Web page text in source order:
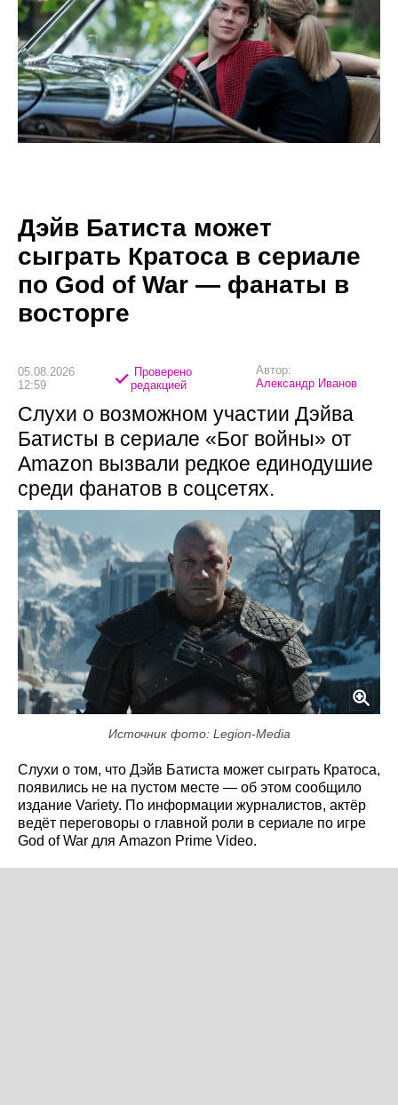
Дэйв Батиста может
сыграть Кратоса в сериале
по God of War — фанаты в
восторге
05.08.2026
12:59
Проверено
редакцией
Автор:
Александр Иванов
Слухи о возможном участии Дэйва
Батисты в сериале «Бог войны» от
Amazon вызвали редкое единодушие
среди фанатов в соцсетях.
Источник фото: Legion-Media
Слухи о том, что Дэйв Батиста может сыграть Кратоса,
появились не на пустом месте — об этом сообщило
издание Variety. По информации журналистов, актёр
ведёт переговоры о главной роли в сериале по игре
God of War для Amazon Prime Video.